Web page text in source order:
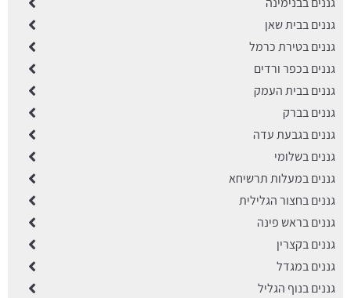
גננים בבית שאן
גננים בטירת כרמל
גננים בכפר ורדים
גננים בבית העמק
גננים בברק
גננים בגבעת עדה
גננים בשלומי
גננים במעלות תרשיחא
גננים בחצור הגלילית
גננים בראש פינה
גננים בקצרין
גננים במגדל
גננים בנוף הגליל